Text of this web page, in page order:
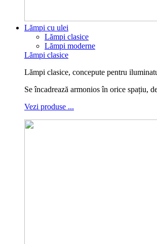
Lămpi cu ulei
Lămpi clasice
Lămpi moderne
Lămpi clasice
Lămpi clasice, concepute pentru
Se încadrează armonios în orice spațiu,
Vezi produse ...